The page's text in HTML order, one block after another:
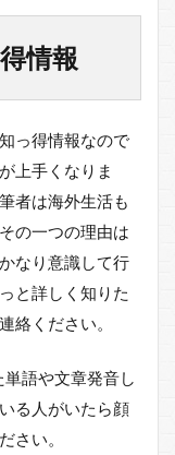
情報
っ得情報なので
上手くなりま
者は海外生活も
の一つの理由は
なり意識して行
と詳しく知りた
絡ください。
語や文章発音し
る人がいたら顔
さい。